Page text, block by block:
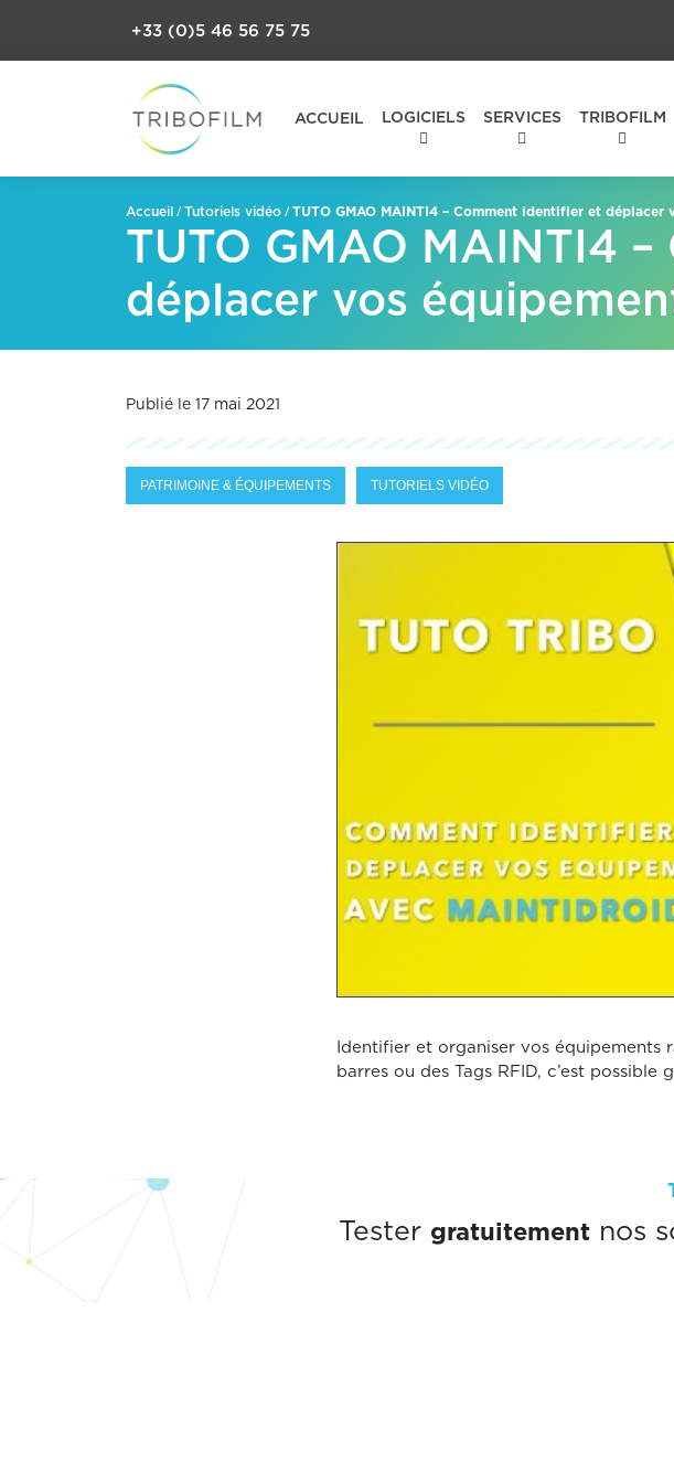
+33 (0)5 46 56 75 75
ACCUEIL LOGICIELS SERVICES TRIBOFILM
Accueil /Tutoriels vidéo /TUTO GMAO MAINTI4 – Comment identifier et déplacer
TUTO GMAO MAINTI4
déplacer vos
Publié le 17 mai 2021
PATRIMOINE & ÉQUIPEMENTS TUTORIELS VIDÉO
Identifier et organiser vos équipements
barres ou des Tags RFID, c’est
Tester gratuitement nos